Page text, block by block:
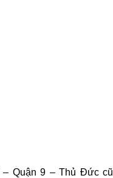
Quận 9 – Thủ Đức